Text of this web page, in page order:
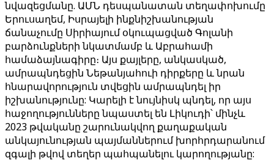
նվազեցմանը. ԱՄՆ դեսպանատան տեղափոխումը
Երուսաղեմ, Իսրայելի ինքնիշխանության
ճանաչումը Սիրիայում օկուպացված Գոլանի
բարձունքների նկատմամբ և Աբրահամի
համաձայնագիրը։ Այս քայլերը, անկասկած,
ամրապնդեցին Նեթանյահուի դիրքերը և նրան
հնարավորություն տվեցին ամրապնդել իր
իշխանությունը: Կարելի է նույնիսկ պնդել, որ այս
հաջողությունները նպաստել են Լիկուդի՝ մինչև
2023 թվականը շարունակվող քաղաքական
անկայունության պայմաններում խորհրդարանում
զգալի թվով տեղեր պահպանելու կարողությանը: